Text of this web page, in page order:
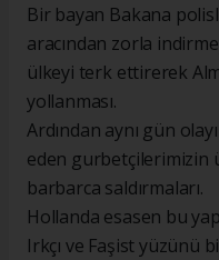
Bir bayan Bakana
aracından zorla
ülkeyi terk ettirerek
yollanması.
Ardından aynı gün
eden gurbetçilerimizin
barbarca saldırmaları.
Hollanda esasen bu
Irkçı ve Faşist yüzünü